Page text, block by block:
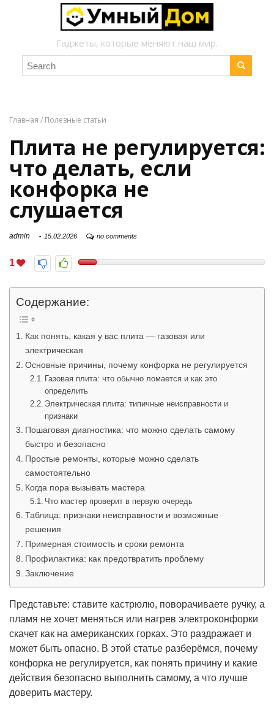
Гаджеты, которые меняют наш мир.
Главная / Полезные статьи
Плита не регулируется:
что делать, если
конфорка не
слушается
admin 15.02.2026 no comments
1
Содержание:
Как понять, какая у вас плита — газовая или
электрическая
Основные причины, почему конфорка не регулируется
Газовая плита: что обычно ломается и как это
определить
Электрическая плита: типичные неисправности и
признаки
Пошаговая диагностика: что можно сделать самому
быстро и безопасно
Простые ремонты, которые можно сделать
самостоятельно
Когда пора вызывать мастера
Что мастер проверит в первую очередь
Таблица: признаки неисправности и возможные
решения
Примерная стоимость и сроки ремонта
Профилактика: как предотвратить проблему
Заключение
Представьте: ставите кастрюлю, поворачиваете ручку, а
пламя не хочет меняться или нагрев электроконфорки
скачет как на американских горках. Это раздражает и
может быть опасно. В этой статье разберёмся, почему
конфорка не регулируется, как понять причину и какие
действия безопасно выполнить самому, а что лучше
доверить мастеру.